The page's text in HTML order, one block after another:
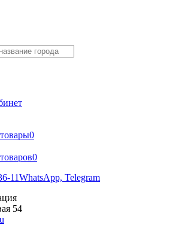
0
0
11WhatsApp, Telegram
54